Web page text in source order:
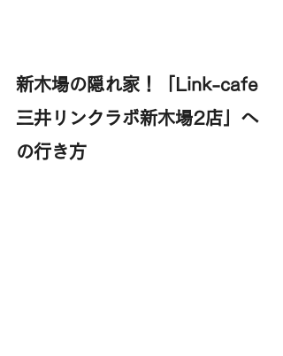
新木場の隠れ家！「Link-cafe
三井リンクラボ新木場2店」へ
の行き方